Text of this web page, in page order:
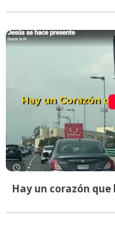
Hay un corazón